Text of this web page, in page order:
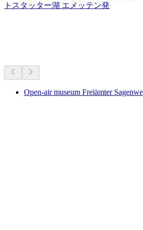
トスタッター湖 エメッテン発
Open-air museum Freiämter